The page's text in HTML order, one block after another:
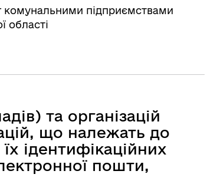
комунальними підприємствами
області
та організацій
що належать до
ідентифікаційних
пошти,